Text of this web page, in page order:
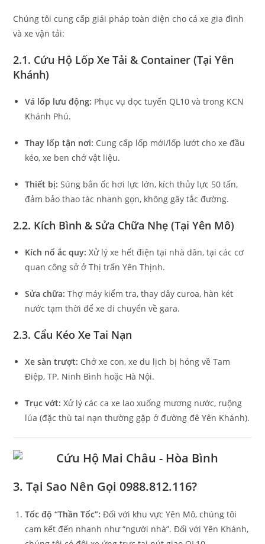
Chúng tôi cung cấp giải pháp toàn diện cho cả xe gia đình
và xe vận tải:
2.1. Cứu Hộ Lốp Xe Tải & Container (Tại Yên
Khánh)
Vá lốp lưu động: Phục vụ dọc tuyến QL10 và trong KCN
Khánh Phú.
Thay lốp tận nơi: Cung cấp lốp mới/lốp lướt cho xe đầu
kéo, xe ben chở vật liệu.
Thiết bị: Súng bắn ốc hơi lực lớn, kích thủy lực 50 tấn,
đảm bảo thao tác nhanh gọn, không gây tắc đường.
2.2. Kích Bình & Sửa Chữa Nhẹ (Tại Yên Mô)
Kích nổ ắc quy: Xử lý xe hết điện tại nhà dân, tại các cơ
quan công sở ở Thị trấn Yên Thịnh.
Sửa chữa: Thợ máy kiểm tra, thay dây curoa, hàn két
nước tạm thời để xe di chuyển về gara.
2.3. Cẩu Kéo Xe Tai Nạn
Xe sàn trượt: Chở xe con, xe du lịch bị hỏng về Tam
Điệp, TP. Ninh Bình hoặc Hà Nội.
Trục vớt: Xử lý các ca xe lao xuống mương nước, ruộng
lúa (đặc thù tai nạn thường gặp ở đường đê Yên Khánh).
3. Tại Sao Nên Gọi 0988.812.116?
Tốc độ “Thần Tốc”: Đối với khu vực Yên Mô, chúng tôi
cam kết đến nhanh như “người nhà”. Đối với Yên Khánh,